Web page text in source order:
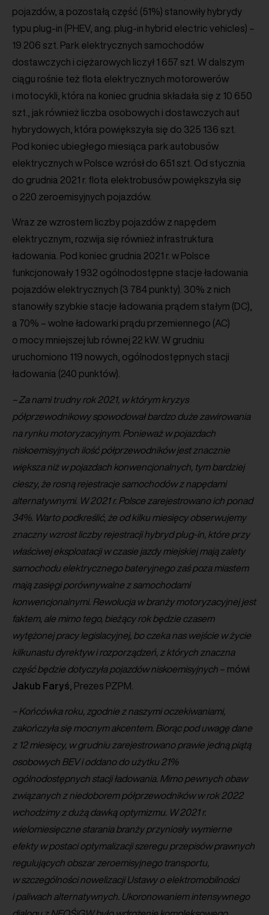
pojazdów, a pozostałą część (51%) stanowiły hybrydy
typu plug-in (PHEV, ang. plug-in hybrid electric vehicles) –
19 206 szt. Park elektrycznych samochodów
dostawczych i ciężarowych liczył 1 657 szt. W dalszym
ciągu rośnie też flota elektrycznych motorowerów
i motocykli, która na koniec grudnia składała się z 10 650
szt., jak również liczba osobowych i dostawczych aut
hybrydowych, która powiększyła się do 325 136 szt.
Pod koniec ubiegłego miesiąca park autobusów
elektrycznych w Polsce wzrósł do 651 szt. Od stycznia
do grudnia 2021 r. flota elektrobusów powiększyła się
o 220 zeroemisyjnych pojazdów.
Wraz ze wzrostem liczby pojazdów z napędem
elektrycznym, rozwija się również infrastruktura
ładowania. Pod koniec grudnia 2021 r. w Polsce
funkcjonowały 1 932 ogólnodostępne stacje ładowania
pojazdów elektrycznych (3 784 punkty). 30% z nich
stanowiły szybkie stacje ładowania prądem stałym (DC),
a 70% – wolne ładowarki prądu przemiennego (AC)
o mocy mniejszej lub równej 22 kW. W grudniu
uruchomiono 119 nowych, ogólnodostępnych stacji
ładowania (240 punktów).
– Za nami trudny rok 2021, w którym kryzys
półprzewodnikowy spowodował bardzo duże zawirowania
na rynku motoryzacyjnym. Ponieważ w pojazdach
niskoemisyjnych ilość półprzewodników jest znacznie
większa niż w pojazdach konwencjonalnych, tym bardziej
cieszy, że rosną rejestracje samochodów z napędami
alternatywnymi. W 2021 r. Polsce zarejestrowano ich ponad
34%. Warto podkreślić, że od kilku miesięcy obserwujemy
znaczny wzrost liczby rejestracji hybryd plug-in, które przy
właściwej eksploatacji w czasie jazdy miejskiej mają zalety
samochodu elektrycznego bateryjnego zaś poza miastem
mają zasięgi porównywalne z samochodami
konwencjonalnymi. Rewolucja w branży motoryzacyjnej jest
faktem, ale mimo tego, bieżący rok będzie czasem
wytężonej pracy legislacyjnej, bo czeka nas wejście w życie
kilkunastu dyrektyw i rozporządzeń, z których znaczna
część będzie dotyczyła pojazdów niskoemisyjnych – mówi
Jakub Faryś , Prezes PZPM.
– Końcówka roku, zgodnie z naszymi oczekiwaniami,
zakończyła się mocnym akcentem. Biorąc pod uwagę dane
z 12 miesięcy, w grudniu zarejestrowano prawie jedną piątą
osobowych BEV i oddano do użytku 21%
ogólnodostępnych stacji ładowania. Mimo pewnych obaw
związanych z niedoborem półprzewodników w rok 2022
wchodzimy z dużą dawką optymizmu. W 2021 r.
wielomiesięczne starania branży przyniosły wymierne
efekty w postaci optymalizacji szeregu przepisów prawnych
regulujących obszar zeroemisyjnego transportu,
w szczególności nowelizacji Ustawy o elektromobilności
i paliwach alternatywnych. Ukoronowaniem intensywnego